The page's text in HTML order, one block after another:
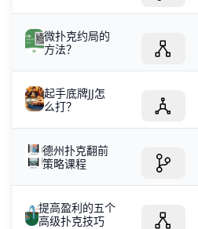
微扑克约局的
方法？
起手底牌JJ怎
么打？
德州扑克翻前
策略课程
提高盈利的五个
高级扑克技巧